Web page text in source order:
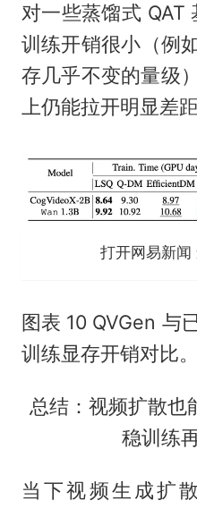
对一些蒸馏式 QAT
训练开销很小（例
存几乎不变的量级
上仍能拉开明显差
打开网易新闻
图表 10 QVGen 与
训练显存开销对比。
总结：视频扩散
稳训练
当下视频生成扩